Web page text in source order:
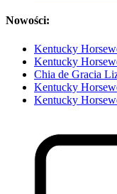
Nowości:
Kentucky
Kentucky
Chia de Gracia
Kentucky
Kentucky